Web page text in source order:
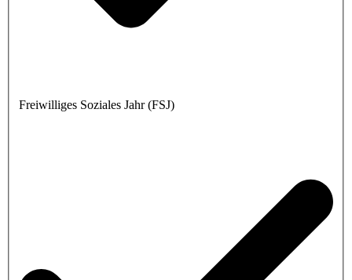
Freiwilliges Soziales Jahr (FSJ)